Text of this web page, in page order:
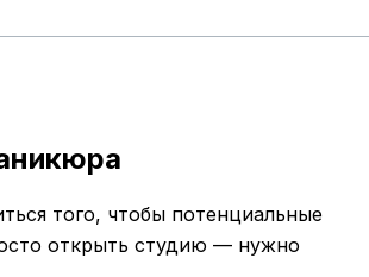
того, чтобы потенциальные
открыть студию — нужно